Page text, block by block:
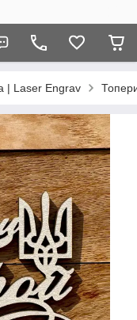
| Laser Engrav